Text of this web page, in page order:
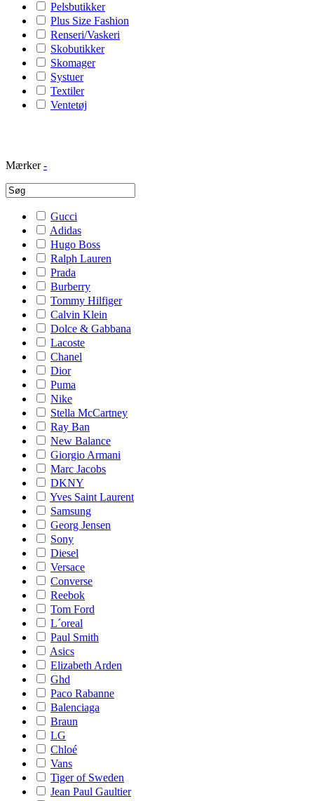
Pelsbutikker
Plus Size Fashion
Renseri/Vaskeri
Skobutikker
Skomager
Systuer
Textiler
Ventetøj
Mærker -
Gucci
Adidas
Hugo Boss
Ralph Lauren
Prada
Burberry
Tommy Hilfiger
Calvin Klein
Dolce & Gabbana
Lacoste
Chanel
Dior
Puma
Nike
Stella McCartney
Ray Ban
New Balance
Giorgio Armani
Marc Jacobs
DKNY
Yves Saint Laurent
Samsung
Georg Jensen
Sony
Diesel
Versace
Converse
Reebok
Tom Ford
L´oreal
Paul Smith
Asics
Elizabeth Arden
Ghd
Paco Rabanne
Balenciaga
Braun
LG
Chloé
Vans
Tiger of Sweden
Jean Paul Gaultier